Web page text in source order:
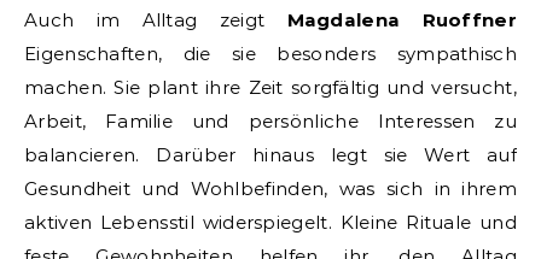
Auch im Alltag zeigt Magdalena Ruoffner
Eigenschaften, die sie besonders sympathisch
machen. Sie plant ihre Zeit sorgfältig und versucht,
Arbeit, Familie und persönliche Interessen zu
balancieren. Darüber hinaus legt sie Wert auf
Gesundheit und Wohlbefinden, was sich in ihrem
aktiven Lebensstil widerspiegelt. Kleine Rituale und